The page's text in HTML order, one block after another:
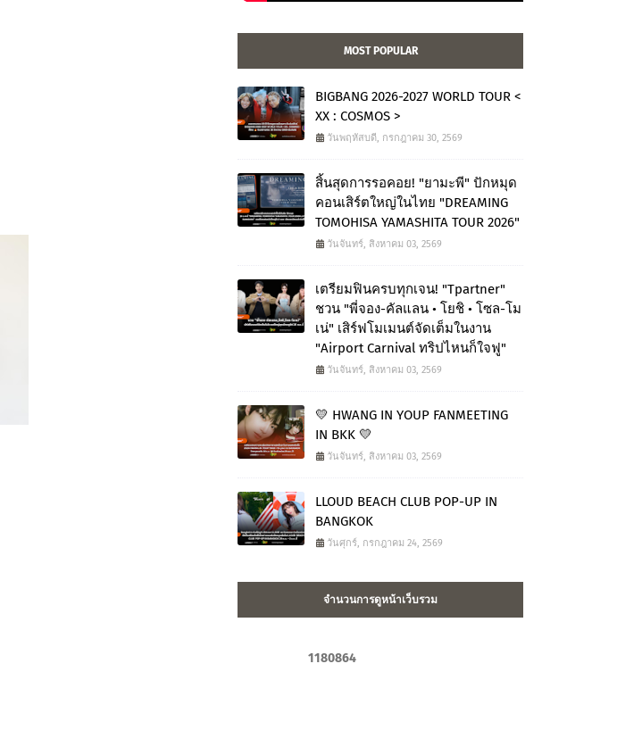
MOST POPULAR
BIGBANG 2026-2027 WORLD TOUR <
XX : COSMOS >
วันพฤหัสบดี, กรกฎาคม 30, 2569
สิ้นสุดการรอคอย! "ยามะพี" ปักหมุด
คอนเสิร์ตใหญ่ในไทย "DREAMING
TOMOHISA YAMASHITA TOUR 2026"
วันจันทร์, สิงหาคม 03, 2569
เตรียมฟินครบทุกเจน! "Tpartner"
ชวน "พี่จอง-คัลแลน • โยชิ • โซล-โม
เน่" เสิร์ฟโมเมนต์จัดเต็มในงาน
"Airport Carnival ทริปไหนก็ใจฟู"
วันจันทร์, สิงหาคม 03, 2569
💛 HWANG IN YOUP FANMEETING
IN BKK 💛
วันจันทร์, สิงหาคม 03, 2569
LLOUD BEACH CLUB POP-UP IN
BANGKOK
วันศุกร์, กรกฎาคม 24, 2569
จำนวนการดูหน้าเว็บรวม
1180864